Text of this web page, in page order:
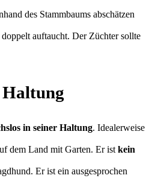
des Stammbaums abschätzen
auftaucht. Der Züchter sollte
in seiner Haltung. Idealerweise
dem Land mit Garten. Er ist kein
Er ist ein ausgesprochen